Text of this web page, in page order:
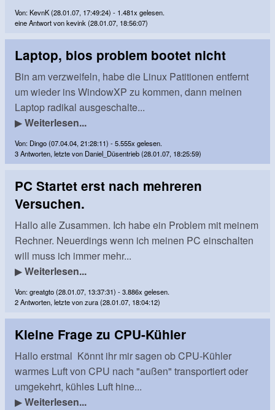
Von: KevnK (28.01.07, 17:49:24) - 1.481x gelesen.
eine Antwort von kevink (28.01.07, 18:56:07)
Laptop, bios problem bootet nicht
Bin am verzweifeln, habe die Linux Patitionen entfernt
um wieder ins WindowXP zu kommen, dann meinen
Laptop radikal ausgeschalte...
▶Weiterlesen...
Von: Dingo (07.04.04, 21:28:11) - 5.555x gelesen.
3 Antworten, letzte von Daniel_Düsentrieb (28.01.07, 18:25:59)
PC Startet erst nach mehreren
Versuchen.
Hallo alle Zusammen. Ich habe ein Problem mit meinem
Rechner. Neuerdings wenn ich meinen PC einschalten
will muss ich immer mehr...
▶Weiterlesen...
Von: greatgto (28.01.07, 13:37:31) - 3.886x gelesen.
2 Antworten, letzte von zura (28.01.07, 18:04:12)
Kleine Frage zu CPU-Kühler
Hallo erstmal Könnt ihr mir sagen ob CPU-Kühler
warmes Luft von CPU nach "außen" transportiert oder
umgekehrt, kühles Luft hine...
▶Weiterlesen...